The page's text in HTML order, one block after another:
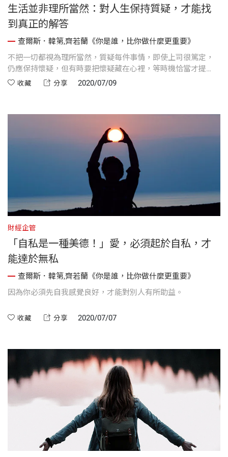
生活並非理所當然：對人生保持質疑，才能找
到真正的解答
查爾斯．韓第,齊若蘭《你是誰，比你做什麼更重要》
不把一切都視為理所當然，質疑每件事情，即使上司很篤定，
仍應保持懷疑，但有時要把懷疑藏在心裡，等時機恰當才提
出。收藏 分享 2020/07/09
財經企管
「自私是一種美德！」愛，必須起於自私，才
能達於無私
查爾斯．韓第,齊若蘭《你是誰，比你做什麼更重要》
因為你必須先自我感覺良好，才能對別人有所助益。
收藏 分享 2020/07/07